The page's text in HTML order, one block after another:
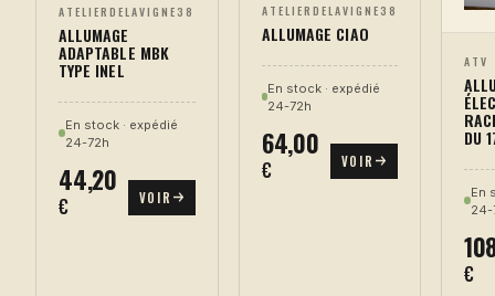
ATELIERDELAVIGNE38
ALLUMAGE
ADAPTABLE MBK
TYPE INEL
En stock · expédié
24-72h
44,20
€ VOIR
ATELIERDELAVIGNE38
ALLUMAGE CIAO
En stock · expédié
24-72h
64,00
€ VOIR
ATV
DU
En
24-
€